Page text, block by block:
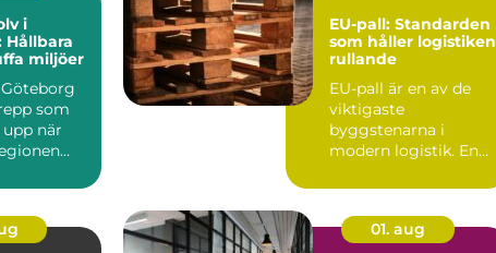
i
Hållbara
miljöer
som
när
EU-pall: Standarden
som håller logistiken
rullande
EU-pall är en av de
viktigaste
byggstenarna i
modern logistik. En
lastpall g&oum...
01. aug